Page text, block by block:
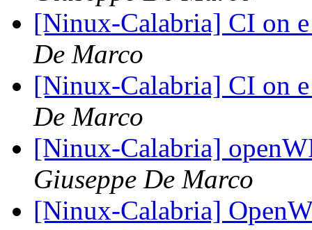
[Ninux-Calabria] CI on
De Marco
[Ninux-Calabria] CI on
De Marco
[Ninux-Calabria]
Giuseppe De Marco
[Ninux-Calabria]